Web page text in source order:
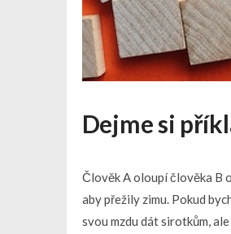
Dejme si
Člověk A oloupí člověka B
aby přežily zimu. Pokud
svou mzdu dát sirotkům,